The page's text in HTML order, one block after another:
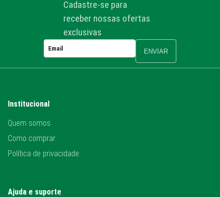
Cadastre-se para
receber nossas ofertas
exclusivas
ENVIAR
Institucional
Quem somos
Como comprar
Política de privacidade
Ajuda e suporte